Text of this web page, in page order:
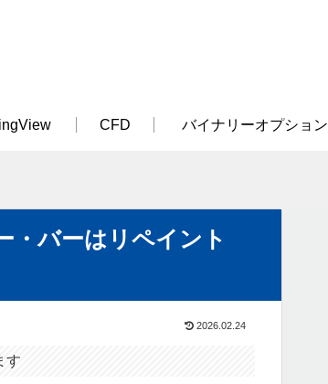
CFD バイナリーオプション
・バーはリペイント
2026.02.24
す